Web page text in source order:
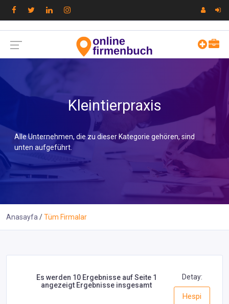
Kleintierpraxis
Alle Unternehmen, die zu dieser Kategorie gehören, sind
unten aufgeführt.
Anasayfa Tüm Firmalar
Es werden 10 Ergebnisse auf Seite 1
angezeigt Ergebnisse insgesamt
Detay:
Hespi